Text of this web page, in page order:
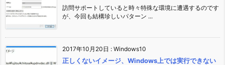
訪問サポートしていると時々特殊な環境に遭遇するのです
が、今回も結構珍しいパターン ...
2017年10月20日 : Windows10
正しくないイメージ、Windows上では実行できない